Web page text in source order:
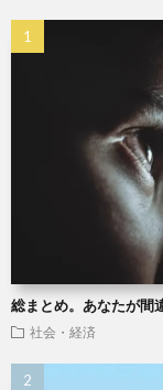
総まとめ。あなたが間
社会・経済